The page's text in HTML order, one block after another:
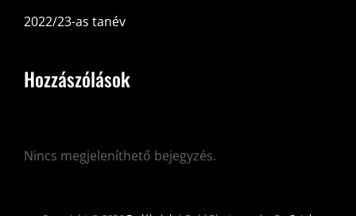
2022/23-as tanév
Hozzászólások
Nincs megjeleníthető bejegyzés.